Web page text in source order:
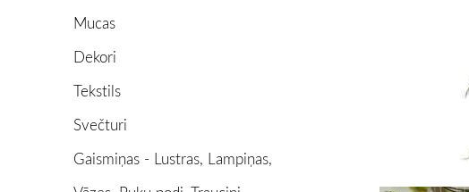
Mucas
Dekori
Tekstils
Svečturi
Gaismiņas - Lustras, Lampiņas,